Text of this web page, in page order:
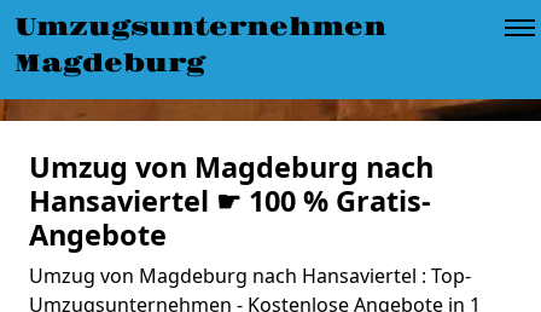
Umzugsunternehmen
Magdeburg
Umzug von Magdeburg nach
Hansaviertel ☛ 100 % Gratis-
Angebote
Umzug von Magdeburg nach Hansaviertel : Top-
Umzugsunternehmen - Kostenlose Angebote in 1